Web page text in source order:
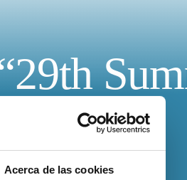
Acerca de las cookies